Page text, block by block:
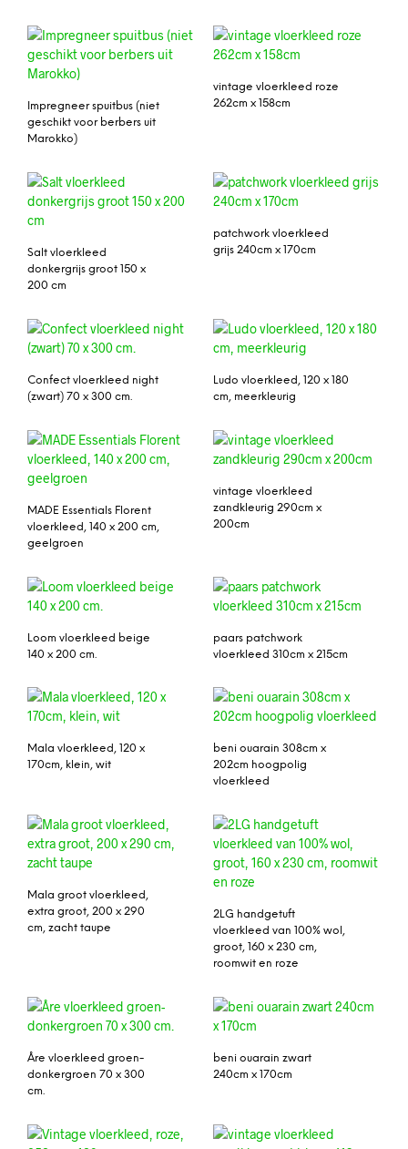
Impregneer spuitbus (niet
geschikt voor berbers uit
Marokko)
vintage vloerkleed roze
262cm x 158cm
Salt vloerkleed
donkergrijs groot 150 x
200 cm
patchwork vloerkleed
grijs 240cm x 170cm
Confect vloerkleed night
(zwart) 70 x 300 cm.
Ludo vloerkleed, 120 x 180
cm, meerkleurig
MADE Essentials Florent
vloerkleed, 140 x 200 cm,
geelgroen
vintage vloerkleed
zandkleurig 290cm x
200cm
Loom vloerkleed beige
140 x 200 cm.
paars patchwork
vloerkleed 310cm x 215cm
Mala vloerkleed, 120 x
170cm, klein, wit
beni ouarain 308cm x
202cm hoogpolig
vloerkleed
Mala groot vloerkleed,
extra groot, 200 x 290
cm, zacht taupe
2LG handgetuft
vloerkleed van 100% wol,
groot, 160 x 230 cm,
roomwit en roze
Åre vloerkleed groen-
donkergroen 70 x 300
cm.
beni ouarain zwart
240cm x 170cm